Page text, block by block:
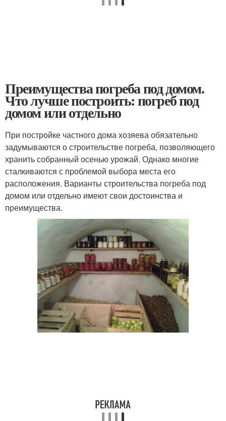
Преимущества погреба под домом.
Что лучше построить: погреб под
домом или отдельно
При постройке частного дома хозяева обязательно
задумываются о строительстве погреба, позволяющего
хранить собранный осенью урожай. Однако многие
сталкиваются с проблемой выбора места его
расположения. Варианты строительства погреба под
домом или отдельно имеют свои достоинства и
преимущества.